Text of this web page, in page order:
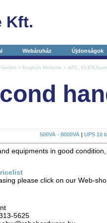
Kft.
Webáruház Újdonságok
> English Website > APC,
500VA - 8000VA | UPS 10
equipments in good
please click on our Web-
5625